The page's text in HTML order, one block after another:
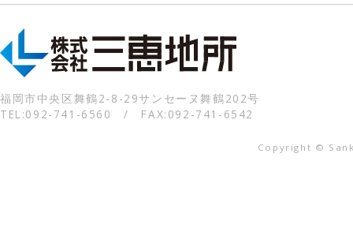
福岡市中央区舞鶴2-8-29サンセーヌ舞鶴202号
TEL:092-741-6560 / FAX:092-741-6542
Copyright ©